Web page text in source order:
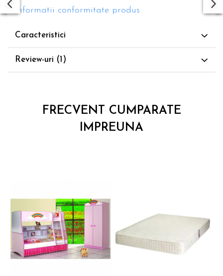
Informatii conformitate produs
Caracteristici
Review-uri (1)
FRECVENT CUMPARATE
IMPREUNA